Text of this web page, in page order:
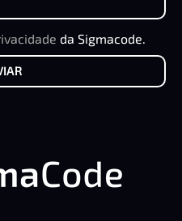
da Sigmacode.